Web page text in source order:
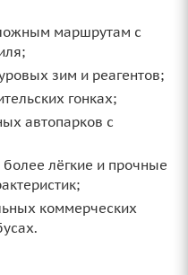
маршрутам с
зим и реагентов;
гонках;
автопарков с
лёгкие и прочные
коммерческих